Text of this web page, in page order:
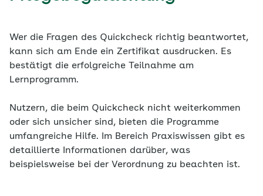
Wer die Fragen des Quickcheck richtig beantwortet,
kann sich am Ende ein Zertifikat ausdrucken. Es
bestätigt die erfolgreiche Teilnahme am
Lernprogramm.
Nutzern, die beim Quickcheck nicht weiterkommen
oder sich unsicher sind, bieten die Programme
umfangreiche Hilfe. Im Bereich Praxiswissen gibt es
detaillierte Informationen darüber, was
beispielsweise bei der Verordnung zu beachten ist.